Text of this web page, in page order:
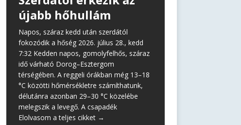
újabb hőhullám
Napos, száraz kedd után szerdától
fokozódik a hőség 2026. július 28., kedd
7:32 Kedden napos, gomolyfelhős, száraz
idő várható Dorog–Esztergom
térségében. A reggeli órákban még 13–18
°C közötti hőmérsékletre számíthatunk,
délutánra azonban 29–30 °C közelébe
melegszik a levegő. A csapadék
Elolvasom a teljes cikket →